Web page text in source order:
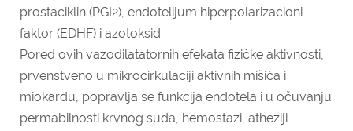
prostaciklin (PGI2), endotelijum hiperpolarizacioni
faktor (EDHF) i azotoksid.
Pored ovih vazodilatatornih efekata fizičke aktivnosti,
prvenstveno u mikrocirkulaciji aktivnih mišića i
miokardu, popravlja se funkcija endotela i u očuvanju
permabilnosti krvnog suda, hemostazi, atheziji